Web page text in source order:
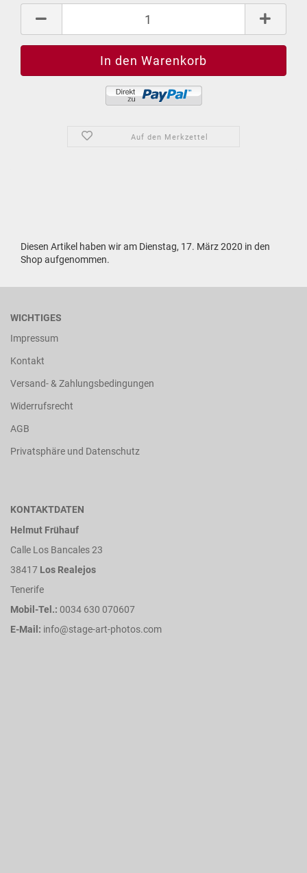
Auf den Merkzettel
Diesen Artikel haben wir am Dienstag, 17. März 2020 in den
Shop aufgenommen.
WICHTIGES
Impressum
Kontakt
Versand- & Zahlungsbedingungen
Widerrufsrecht
AGB
Privatsphäre und Datenschutz
KONTAKTDATEN
Helmut Frühauf
Calle Los Bancales 23
38417 Los Realejos
Tenerife
Mobil-Tel.: 0034 630 070607
E-Mail: info@stage-art-photos.com